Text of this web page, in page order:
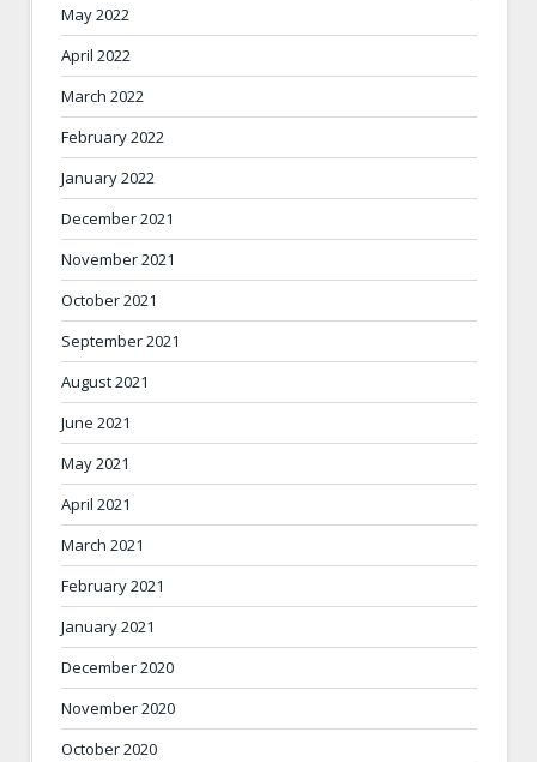
May 2022
April 2022
March 2022
February 2022
January 2022
December 2021
November 2021
October 2021
September 2021
August 2021
June 2021
May 2021
April 2021
March 2021
February 2021
January 2021
December 2020
November 2020
October 2020